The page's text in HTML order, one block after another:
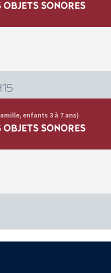
SONORES
enfants 3 à 7 ans)
SONORES